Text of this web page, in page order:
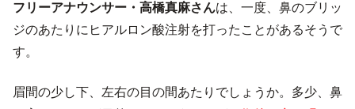
フリーアナウンサー・高橋真麻さんは、一度、鼻のブリッ
ジのあたりにヒアルロン酸注射を打ったことがあるそうで
す。
眉間の少し下、左右の目の間あたりでしょうか。多少、鼻